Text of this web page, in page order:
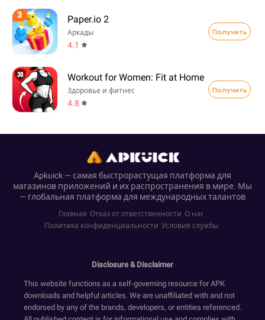
3 Paper.io 2
Аркады
4.1
Получить
Workout for Women: Fit at Home
Здоровье и фитнес
4.8
Получить
Apkuick — самая быстрорастущая платформа для
магазинов приложений и их распространения в мире. Мы
— глобальная платформа для международных талантов
Главная Отказ от ответственности О нас
Политика конфиденциальности Условия службы
Disclosure & Disclaimer
This website functions as a self-governing resource for APK
downloads and helpful articles. We are unaffiliated with and not
endorsed by any of the brands, developers, or entities referenced.